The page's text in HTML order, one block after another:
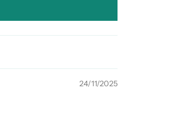
24/11/2025